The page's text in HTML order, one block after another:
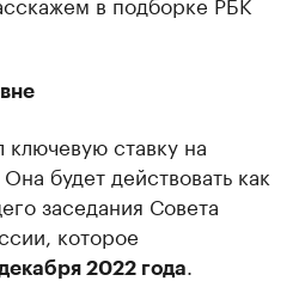
ставку на
будет действовать как
заседания Совета
которое
2022 года